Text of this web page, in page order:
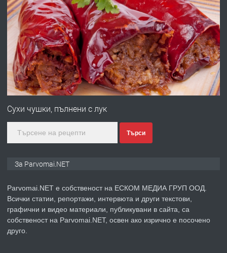
ПРЕДЛАГА Работа за общи работници
преди 1 година
ПРЕДЛАГА
Първи поход "По стъпките на Ангел
преди 1 година
ПРЕДЛАГА Уроци по Математика
Сухи чушки, пълнени с лук
Търси
За Parvomai.NET
Parvomai.NET е собственост на ЕСКОМ МЕДИА ГРУП ООД.
Всички статии, репортажи, интервюта и други текстови,
графични и видео материали, публикувани в сайта, са
собственост на Parvomai.NET, освен ако изрично е посочено
друго.